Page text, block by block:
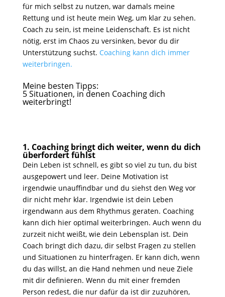
für mich selbst zu nutzen, war damals meine
Rettung und ist heute mein Weg, um klar zu sehen.
Coach zu sein, ist meine Leidenschaft. Es ist nicht
nötig, erst im Chaos zu versinken, bevor du dir
Unterstützung suchst. Coaching kann dich immer
weiterbringen.
Meine besten Tipps:
5 Situationen, in denen Coaching dich
weiterbringt!
1. Coaching bringt dich weiter, wenn du dich
überfordert fühlst
Dein Leben ist schnell, es gibt so viel zu tun, du bist
ausgepowert und leer. Deine Motivation ist
irgendwie unauffindbar und du siehst den Weg vor
dir nicht mehr klar. Irgendwie ist dein Leben
irgendwann aus dem Rhythmus geraten. Coaching
kann dich hier optimal weiterbringen. Auch wenn du
zurzeit nicht weißt, wie dein Lebensplan ist. Dein
Coach bringt dich dazu, dir selbst Fragen zu stellen
und Situationen zu hinterfragen. Er kann dich, wenn
du das willst, an die Hand nehmen und neue Ziele
mit dir definieren. Wenn du mit einer fremden
Person redest, die nur dafür da ist dir zuzuhören,